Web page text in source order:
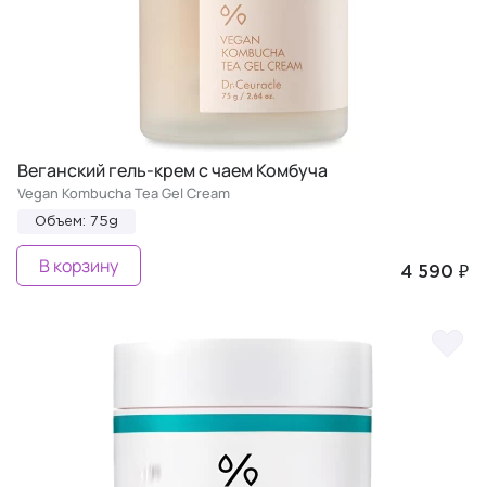
Веганский гель-крем с чаем Комбуча
Vegan Kombucha Tea Gel Cream
Объем: 75g
4 590 ₽
В корзину